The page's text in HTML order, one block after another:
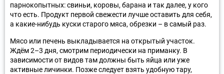
парнокопытных: свиньи, коровы, барана и так далее, у кого
что есть. Продукт первой свежести лучше оставить для себя,
а какие-нибудь куски старого мяса, обрезки – в самый раз.
Мясо или печень выкладывается на открытый участок.
Ждём 2–3 дня, смотрим периодически на приманку. В
зависимости от видов там должны быть яйца или уже
активные личинки. Позже следует взять удобную тару,